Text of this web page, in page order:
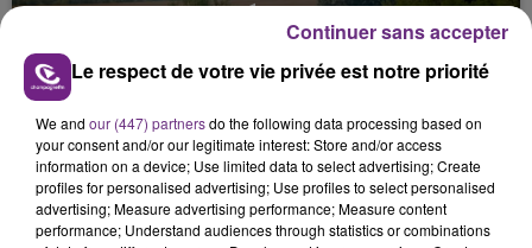
LA CENTRALE NUCLÉAIRE DE CHOOZ
TOUJOURS À L'ARRÊT
Cela fait déjà une semaine que la centrale
nucléaire ardennaise est à l'arrêt. Une situation
justifiée par la sécheresse intense qui est toujours
présente.
Le respect de votre vie privée est notre priorité
We and our (447) partnersdo the following data processing based on
your consent and/or our legitimate interest: Store and/or access
information on a device; Use limited data to select advertising; Create
profiles for personalised advertising; Use profiles to select personalised
advertising; Measure advertising performance; Measure content
performance; Understand audiences through statistics or combinations
Continuer sans accepter